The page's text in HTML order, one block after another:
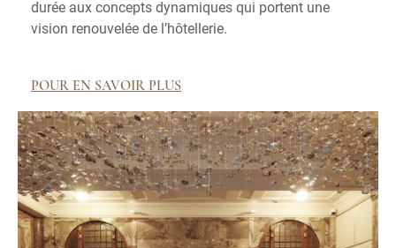
durée aux concepts dynamiques qui portent une
vision renouvelée de l’hôtellerie.
POUR EN SAVOIR PLUS